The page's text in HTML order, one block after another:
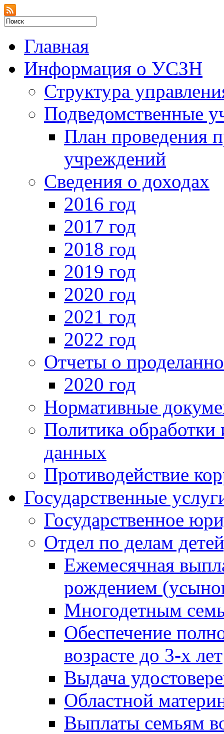
Главная
Информация о УСЗН
Структура
Подведомственные
План проведения
учреждений
Сведения о доходах
2016 год
2017 год
2018 год
2019 год
2020 год
2021 год
2022 год
Отчеты о
2020 год
Нормативные
Политика
данных
Противодействие
Государственные
Государственное
Отдел по делам
Ежемесячная
рождением
Многодетным
Обеспечение
возрасте до 3-х лет
Выдача
Областной
Выплаты семьям